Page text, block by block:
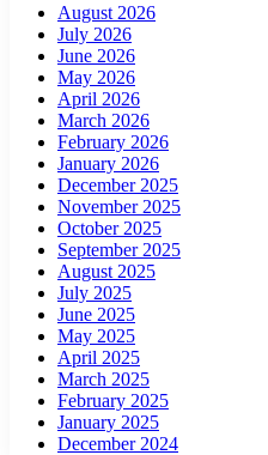
August 2026
July 2026
June 2026
May 2026
April 2026
March 2026
February 2026
January 2026
December 2025
November 2025
October 2025
September 2025
August 2025
July 2025
June 2025
May 2025
April 2025
March 2025
February 2025
January 2025
December 2024